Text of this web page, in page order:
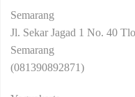
Semarang
Jl. Sekar Jagad 1 No. 40
Semarang
(081390892871)